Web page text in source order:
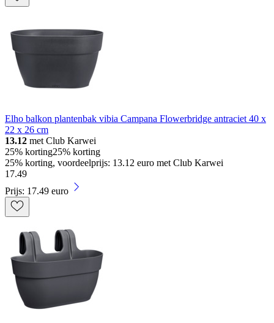
Elho balkon plantenbak vibia Campana Flowerbridge antraciet 40 x
22 x 26 cm
13.12 met Club Karwei
25% korting25% korting
25% korting, voordeelprijs: 13.12 euro met Club Karwei
17.49
Prijs: 17.49 euro